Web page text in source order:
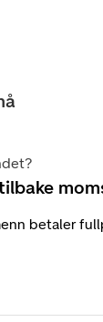
betaler